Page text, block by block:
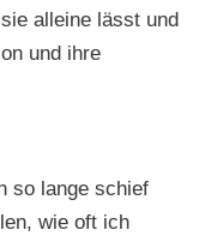
alleine lässt und
und ihre
so lange schief
wie oft ich